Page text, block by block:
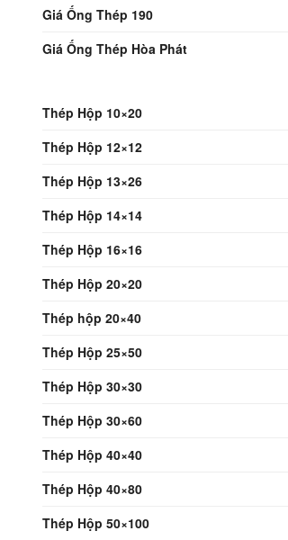
Giá Ống Thép 190
Giá Ống Thép Hòa Phát
Thép Hộp 10×20
Thép Hộp 12×12
Thép Hộp 13×26
Thép Hộp 14×14
Thép Hộp 16×16
Thép Hộp 20×20
Thép hộp 20×40
Thép Hộp 25×50
Thép Hộp 30×30
Thép Hộp 30×60
Thép Hộp 40×40
Thép Hộp 40×80
Thép Hộp 50×100